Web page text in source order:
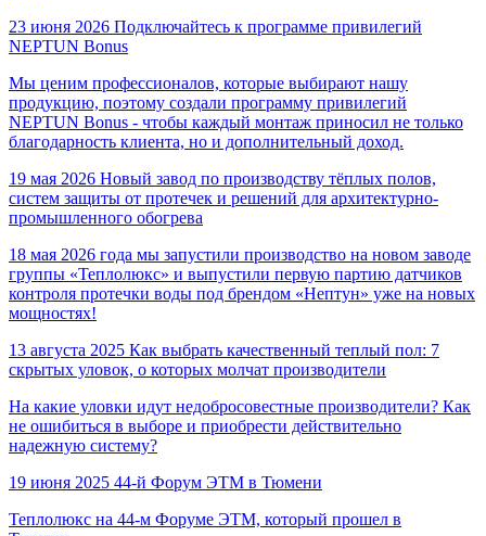
23 июня 2026 Подключайтесь к программе привилегий
NEPTUN Bonus
Мы ценим профессионалов, которые выбирают нашу
продукцию, поэтому создали программу привилегий
NEPTUN Bonus - чтобы каждый монтаж приносил не только
благодарность клиента, но и дополнительный доход.
19 мая 2026 Новый завод по производству тёплых полов,
систем защиты от протечек и решений для архитектурно-
промышленного обогрева
18 мая 2026 года мы запустили производство на новом заводе
группы «Теплолюкс» и выпустили первую партию датчиков
контроля протечки воды под брендом «Нептун» уже на новых
мощностях!
13 августа 2025 Как выбрать качественный теплый пол: 7
скрытых уловок, о которых молчат производители
На какие уловки идут недобросовестные производители? Как
не ошибиться в выборе и приобрести действительно
надежную систему?
19 июня 2025 44-й Форум ЭТМ в Тюмени
Теплолюкс на 44-м Форуме ЭТМ, который прошел в